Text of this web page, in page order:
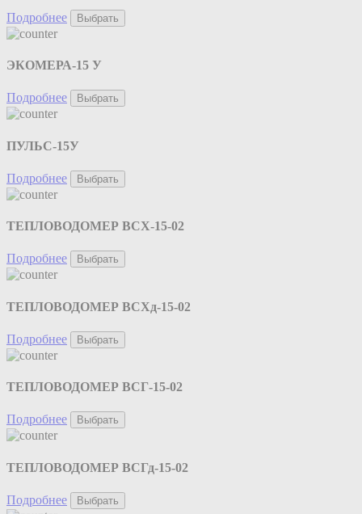
Подробнее Выбрать
ЭКОМЕРА-15 У
Подробнее Выбрать
ПУЛЬС-15У
Подробнее Выбрать
ТЕПЛОВОДОМЕР ВСХ-15-02
Подробнее Выбрать
ТЕПЛОВОДОМЕР ВСХд-15-02
Подробнее Выбрать
ТЕПЛОВОДОМЕР ВСГ-15-02
Подробнее Выбрать
ТЕПЛОВОДОМЕР ВСГд-15-02
Подробнее Выбрать